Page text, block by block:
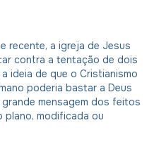
recente, a igreja de Jesus
contra a tentação de dois
ideia de que o Cristianismo
poderia bastar a Deus
grande mensagem dos feitos
plano, modificada ou